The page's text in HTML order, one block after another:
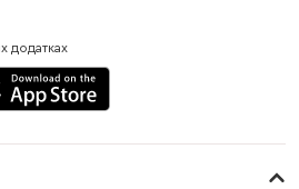
додатках